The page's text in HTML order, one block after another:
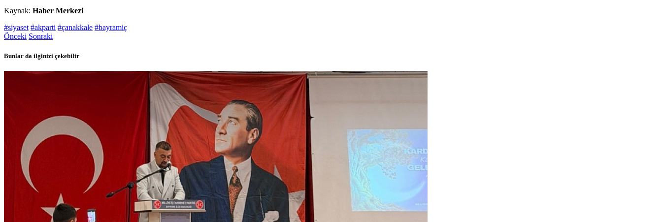
Kaynak: Haber Merkezi
#siyaset #akparti #çanakkale #bayramiç
Önceki Sonraki
Bunlar da ilginizi çekebilir